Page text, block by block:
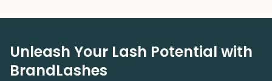
Unleash Your Lash Potential with
BrandLashes